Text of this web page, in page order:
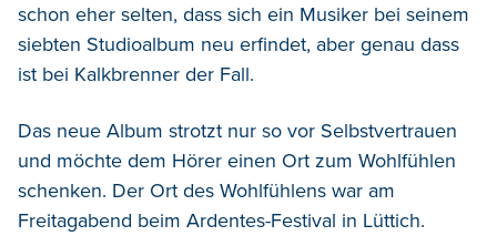
schon eher selten, dass sich ein Musiker bei seinem
siebten Studioalbum neu erfindet, aber genau dass
ist bei Kalkbrenner der Fall.
Das neue Album strotzt nur so vor Selbstvertrauen
und möchte dem Hörer einen Ort zum Wohlfühlen
schenken. Der Ort des Wohlfühlens war am
Freitagabend beim Ardentes-Festival in Lüttich.